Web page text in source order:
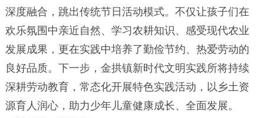
深度融合，跳出传统节日活动模式。不仅让孩子们在
欢乐氛围中亲近自然、学习农耕知识、感受现代农业
发展成果，更在实践中培养了勤俭节约、热爱劳动的
良好品质。下一步，金拱镇新时代文明实践所将持续
深耕劳动教育，常态化开展特色实践活动，以乡土资
源育人润心，助力少年儿童健康成长、全面发展。